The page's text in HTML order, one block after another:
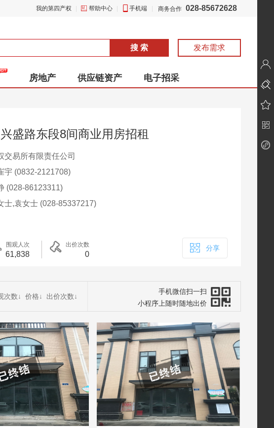
我的第四产权 帮助中心 手机端 商务合作 028-85672628
搜 索 发布需求
房地产 供应链资产
电子招采
盛路东段8间商业用房招租
交易所有限责任公司
宇 (0832-2121708)
(028-86123311)
士,袁女士 (028-85337217)
围观人次
61,838
出价次数
0
分享
次数↓ 价格↓ 出价次数↓
手机微信扫一扫
小程序上随时随地出价